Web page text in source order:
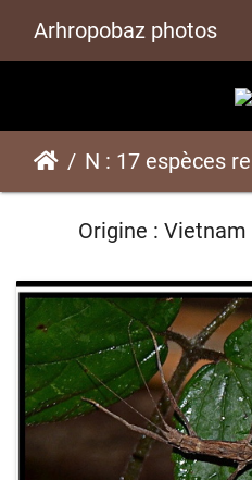
Arhropobaz photos
N : 17 espèces représentées ici
Origine :